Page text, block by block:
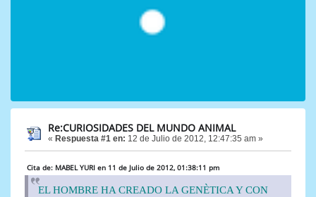
Re:CURIOSIDADES DEL MUNDO ANIMAL
« Respuesta #1 en: 12 de Julio de 2012, 12:47:35 am »
Cita de: MABEL YURI en 11 de Julio de 2012, 01:38:11 pm
EL HOMBRE HA CREADO LA GENÈTICA Y CON